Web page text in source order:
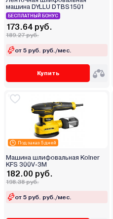
машина DYLLU DTBS1501
БЕСПЛАТНЫЙ БОНУС
173.64 руб.
189.27 руб.
от 5 руб. руб./мес.
Купить
Под заказ 5 дней
Машина шлифовальная Kolner
KFS 300V-3M
182.00 руб.
198.38 руб.
от 5 руб. руб./мес.